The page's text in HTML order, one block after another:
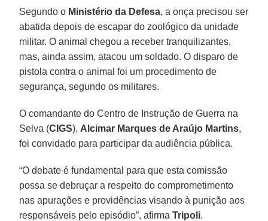
Segundo o Ministério da Defesa, a onça precisou ser
abatida depois de escapar do zoológico da unidade
militar. O animal chegou a receber tranquilizantes,
mas, ainda assim, atacou um soldado. O disparo de
pistola contra o animal foi um procedimento de
segurança, segundo os militares.
O comandante do Centro de Instrução de Guerra na
Selva (CIGS), Alcimar Marques de Araújo Martins,
foi convidado para participar da audiência pública.
“O debate é fundamental para que esta comissão
possa se debruçar a respeito do comprometimento
nas apurações e providências visando à punição aos
responsáveis pelo episódio”, afirmaTripoli.